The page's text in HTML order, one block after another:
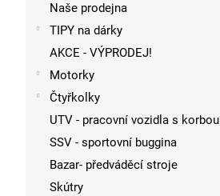
Naše prodejna
TIPY na dárky
AKCE - VÝPRODEJ!
Motorky
Čtyřkolky
UTV - pracovní vozidla s korbou
SSV - sportovní buggina
Bazar- předváděcí stroje
Skútry